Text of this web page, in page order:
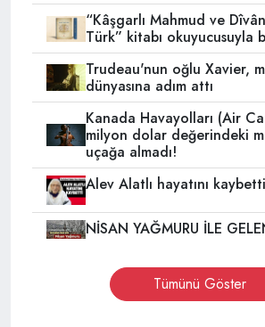
“Kâşgarlı Mahmud ve
Türk” kitabı okuyucusuyla
Trudeau'nun oğlu Xavier,
dünyasına adım attı
Kanada Havayolları (Air
milyon dolar değerindeki
uçağa almadı!
Alev Alatlı hayatını
NİSAN YAĞMURU İLE
Tümünü Göster